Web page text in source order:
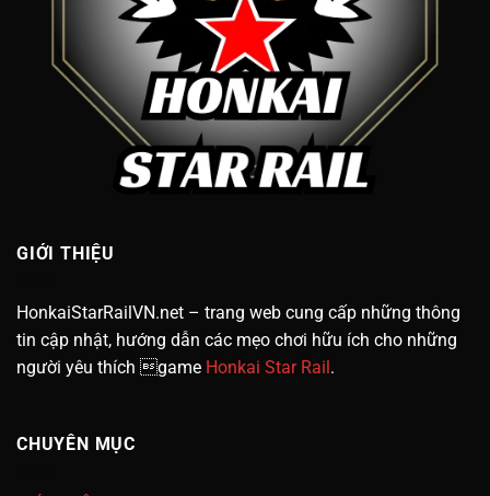
GIỚI THIỆU
HonkaiStarRailVN.net – trang web cung cấp những thông
tin cập nhật, hướng dẫn các mẹo chơi hữu ích cho những
người yêu thích game Honkai Star Rail .
CHUYÊN MỤC